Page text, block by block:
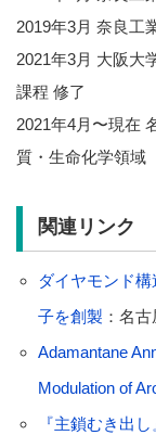
2019年3月 奈良工
2021年3月 大阪大
課程 修了
2021年4月〜現在
質・生命化学領域
関連リンク
ダイヤモンド
子を創製 ：名
Adamantane
Modulation of
『主鎖むき出